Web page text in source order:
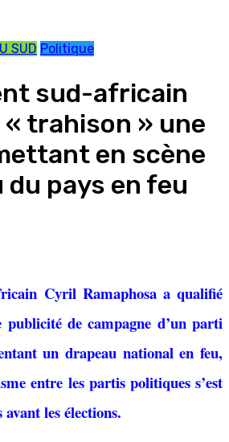
SUD Politique
sud-africain
« trahison » une
en scène
du pays en feu
Cyril Ramaphosa a qualifié
de campagne d’un parti
un drapeau national en feu,
entre les partis politiques s’est
les élections.